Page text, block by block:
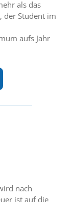
als das
der Student im
aufs Jahr
nach
ist auf die